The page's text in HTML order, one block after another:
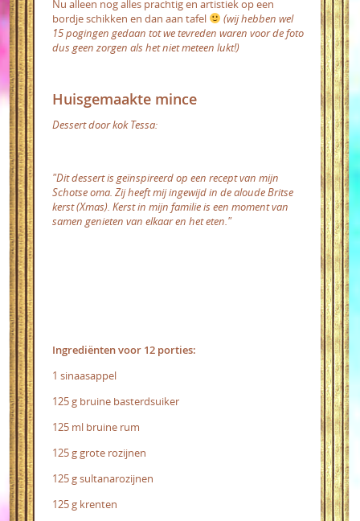
Nu alleen nog alles prachtig en artistiek op een
bordje schikken en dan aan tafel
(wij hebben wel
15 pogingen gedaan tot we tevreden waren voor de foto
dus geen zorgen als het niet meteen lukt!)
Huisgemaakte mince
Dessert door kok Tessa:
"Dit dessert is geïnspireerd op een recept van mijn
Schotse oma. Zij heeft mij ingewijd in de aloude Britse
kerst (Xmas). Kerst in mijn familie is een moment van
samen genieten van elkaar en het eten."
Ingrediënten voor 12 porties:
1 sinaasappel
125 g bruine basterdsuiker
125 ml bruine rum
125 g grote rozijnen
125 g sultanarozijnen
125 g krenten